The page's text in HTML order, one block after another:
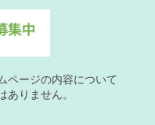
ページの内容について
ありません。